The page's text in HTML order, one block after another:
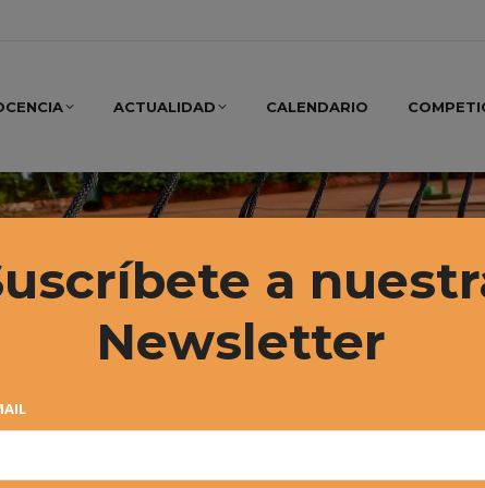
ACTUALIDAD CALENDARIO
a
Newsletter